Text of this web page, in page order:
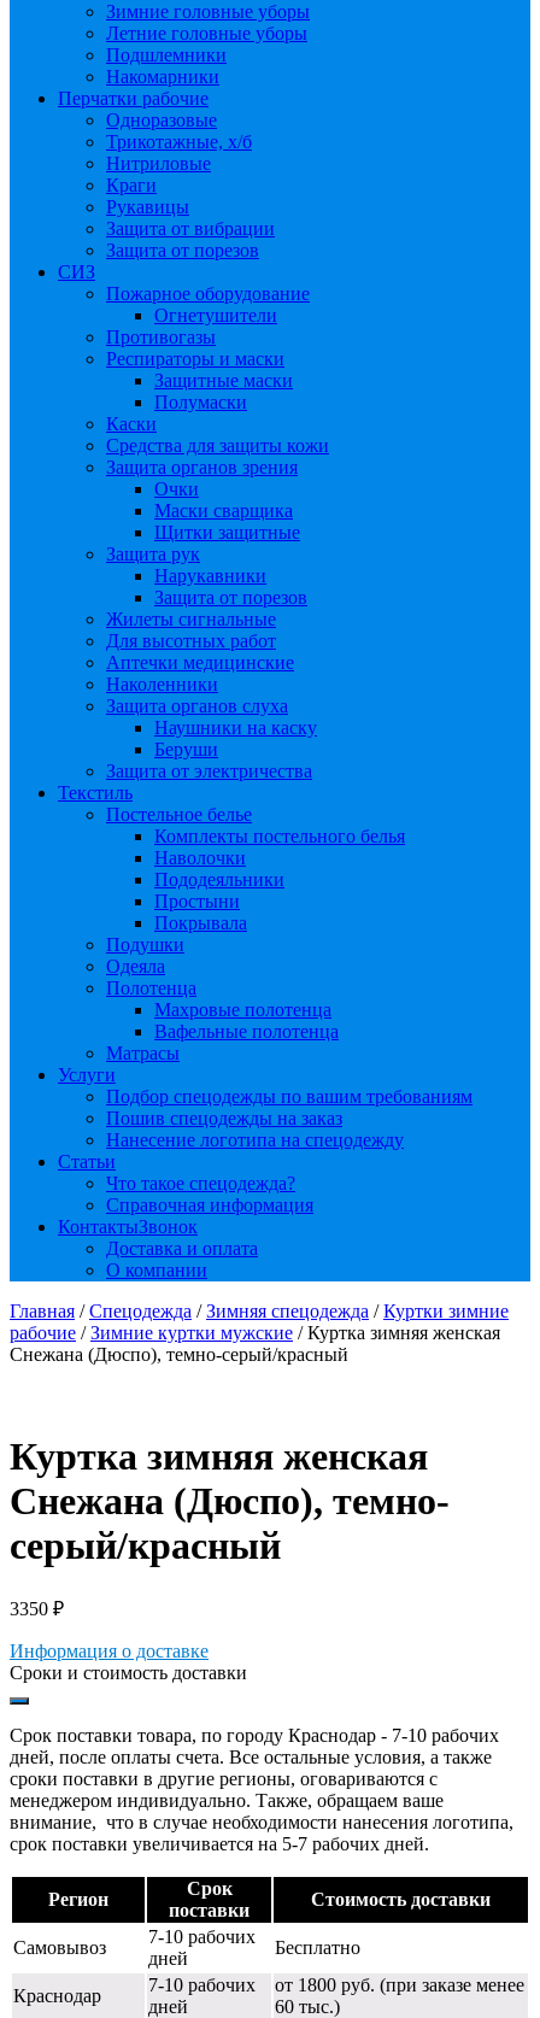
Зимние головные уборы
Летние головные уборы
Подшлемники
Накомарники
Перчатки рабочие
Одноразовые
Трикотажные, х/б
Нитриловые
Краги
Рукавицы
Защита от вибрации
Защита от порезов
СИЗ
Пожарное оборудование
Огнетушители
Противогазы
Респираторы и маски
Защитные маски
Полумаски
Каски
Средства для защиты кожи
Защита органов зрения
Очки
Маски сварщика
Щитки защитные
Защита рук
Нарукавники
Защита от порезов
Жилеты сигнальные
Для высотных работ
Аптечки медицинские
Наколенники
Защита органов слуха
Наушники на каску
Беруши
Защита от электричества
Текстиль
Постельное белье
Комплекты постельного белья
Наволочки
Пододеяльники
Простыни
Покрывала
Подушки
Одеяла
Полотенца
Махровые полотенца
Вафельные полотенца
Матрасы
Услуги
Подбор спецодежды по вашим требованиям
Пошив спецодежды на заказ
Нанесение логотипа на спецодежду
Статьи
Что такое спецодежда?
Справочная информация
КонтактыЗвонок
Доставка и оплата
О компании
Главная /Спецодежда /Зимняя спецодежда /Куртки зимние
рабочие /Зимние куртки мужские / Куртка зимняя женская
Снежана (Дюспо), темно-серый/красный
Куртка зимняя женская
Снежана (Дюспо), темно-
серый/красный
3350 ₽
Информация о доставке
Сроки и стоимость доставки
Срок поставки товара, по городу Краснодар - 7-10 рабочих
дней, после оплаты счета. Все остальные условия, а также
сроки поставки в другие регионы, оговариваются с
менеджером индивидуально. Также, обращаем ваше
внимание, что в случае необходимости нанесения логотипа,
срок поставки увеличивается на 5-7 рабочих дней.
Регион
Срок
поставки
Стоимость доставки
Самовывоз
7-10 рабочих
дней
Бесплатно
Краснодар
7-10 рабочих
дней
от 1800 руб. (при заказе менее
60 тыс.)